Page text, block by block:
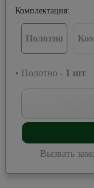
Комплектация:
Полотно
• Полотно - 1 шт
Вызвать